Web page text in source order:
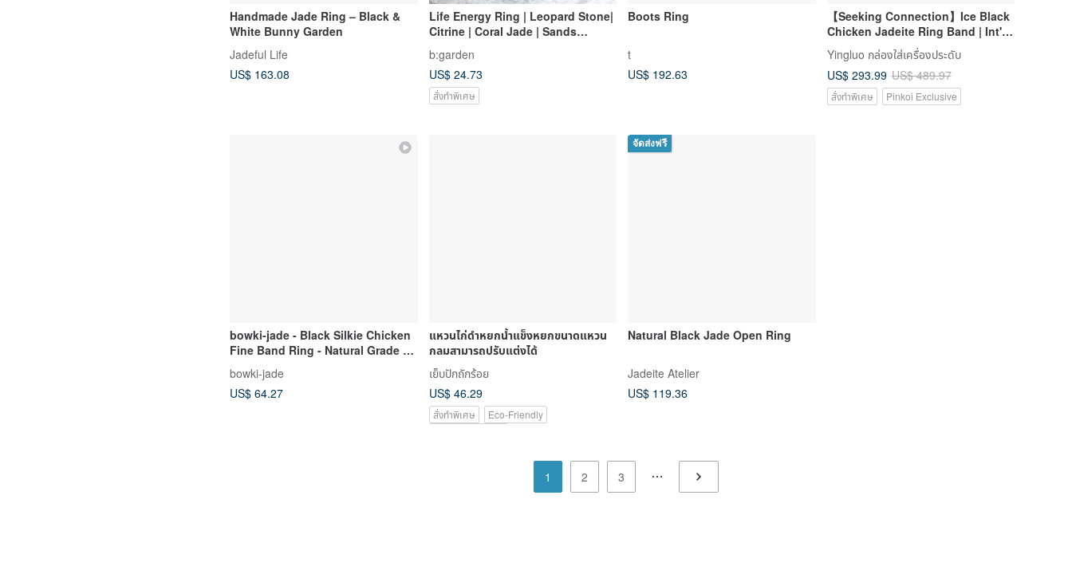
Handmade Jade Ring – Black &
White Bunny Garden
Jadeful Life
US$ 163.08
Life Energy Ring | Leopard Stone|
Citrine | Coral Jade | Sands
Obsidian |
b:garden
US$ 24.73
สั่งทำพิเศษ
Boots Ring
t
US$ 192.63
【Seeking Connection】Ice Black
Chicken Jadeite Ring Band | Int'l
Size 15 | Natural Burmese Jadeite
Grade A | Gift Idea
Yingluo กล่องใส่เครื่องประดับ
US$ 293.99 US$ 489.97
สั่งทำพิเศษ Pinkoi Exclusive
bowki-jade - Black Silkie Chicken
Fine Band Ring - Natural Grade A
bowki-jade
US$ 64.27
แหวนไก่ดำหยกน้ำแข็งหยกขนาดแหวน
กลมสามารถปรับแต่งได้
เย็บปักถักร้อย
US$ 46.29
สั่งทำพิเศษ
Eco-Friendly
จัดส่งฟรี
Natural Black Jade Open Ring
Jadeite Atelier
US$ 119.36
1 2 3